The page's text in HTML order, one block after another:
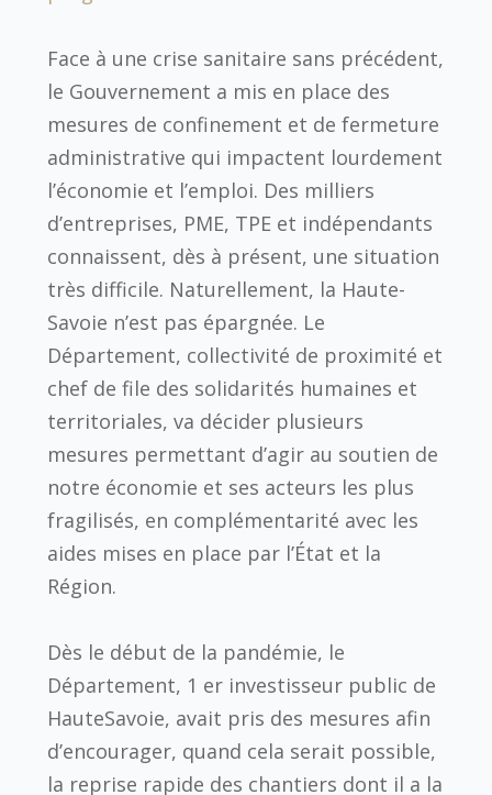
Face à une crise sanitaire sans précédent,
le Gouvernement a mis en place des
mesures de confinement et de fermeture
administrative qui impactent lourdement
l’économie et l’emploi. Des milliers
d’entreprises, PME, TPE et indépendants
connaissent, dès à présent, une situation
très difficile. Naturellement, la Haute-
Savoie n’est pas épargnée. Le
Département, collectivité de proximité et
chef de file des solidarités humaines et
territoriales, va décider plusieurs
mesures permettant d’agir au soutien de
notre économie et ses acteurs les plus
fragilisés, en complémentarité avec les
aides mises en place par l’État et la
Région.
Dès le début de la pandémie, le
Département, 1 er investisseur public de
HauteSavoie, avait pris des mesures afin
d’encourager, quand cela serait possible,
la reprise rapide des chantiers dont il a la